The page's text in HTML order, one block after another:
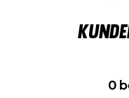
0